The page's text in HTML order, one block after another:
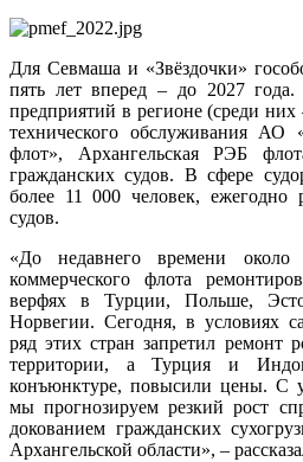
Для Севмаша и «Звёздочки»
пять лет вперед – до 2027
предприятий в регионе (среди них
технического обслуживания АО
флот», Архангельская РЭБ
гражданских судов. В сфере
более 11 000 человек, ежегодно
судов.
«До недавнего времени около
коммерческого флота
верфях в Турции, Польше,
Норвегии. Сегодня, в условиях
ряд этих стран запретил ремонт
территории, а Турция и
конъюнктуре, повысили цены. С
мы прогнозируем резкий рост
докованием гражданских
Архангельской области», –